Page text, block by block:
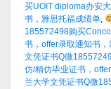
买UOIT diploma办安
书，雅思托福成绩单,
185572498购买
书，offer录取通知书
文凭证书Q微
仿/精仿毕业证书，
兰大学文凭证书Q微